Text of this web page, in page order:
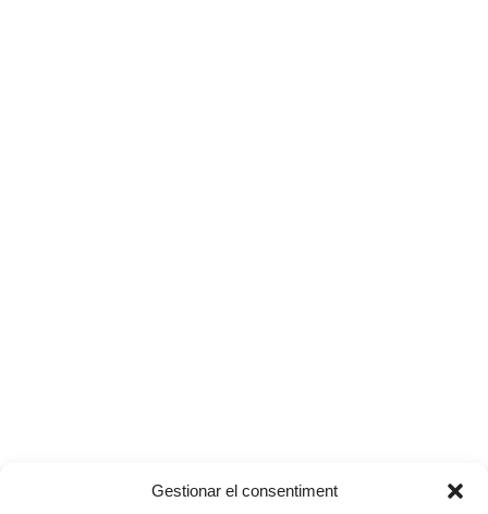
Gestionar el consentiment
“El circ és un estil de vida” Racisme a la Sala